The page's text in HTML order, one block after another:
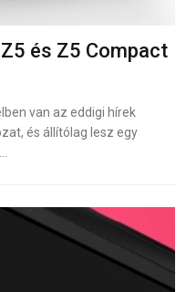
és Z5 Compact
van az eddigi hírek
és állítólag lesz egy